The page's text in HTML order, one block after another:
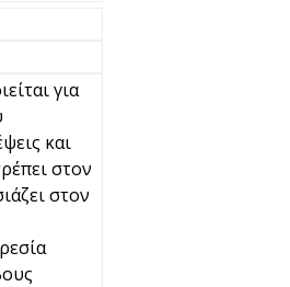
για
και
στον
στον